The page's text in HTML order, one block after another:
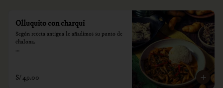
Olluquito con charqui
Según receta antigua le añadimos su punto de
chalona.
consumo.
S/ 49.00